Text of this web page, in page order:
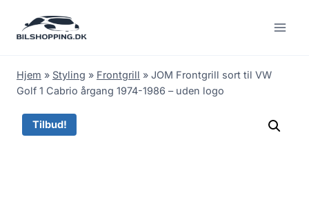
Hjem » Styling » Frontgrill » JOM Frontgrill sort til VW
Golf 1 Cabrio årgang 1974-1986 – uden logo
Tilbud!